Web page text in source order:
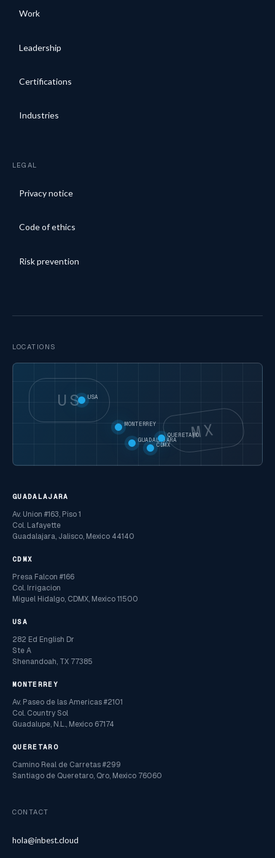
Work
Leadership
Certifications
Industries
LEGAL
Privacy notice
Code of ethics
Risk prevention
LOCATIONS
US
MX
USA
MONTERREY
GUADALAJARA
CDMX
QUERETARO
GUADALAJARA
Av. Union #163, Piso 1
Col. Lafayette
Guadalajara, Jalisco, Mexico 44140
CDMX
Presa Falcon #166
Col. Irrigacion
Miguel Hidalgo, CDMX, Mexico 11500
USA
282 Ed English Dr
Ste A
Shenandoah, TX 77385
MONTERREY
Av. Paseo de las Americas #2101
Col. Country Sol
Guadalupe, N.L., Mexico 67174
QUERETARO
Camino Real de Carretas #299
Santiago de Queretaro, Qro, Mexico 76060
CONTACT
hola@inbest.cloud